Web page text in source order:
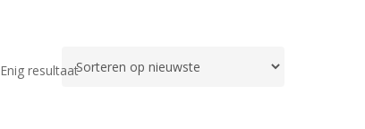
Enig resultaat